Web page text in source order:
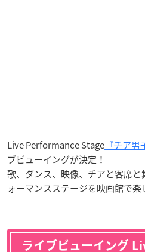
Live Performance Stage 『チア男
ブビューイングが決定！
歌、ダンス、映像、チアと客席
ォーマンスステージを映画館で楽
ライブビューイング